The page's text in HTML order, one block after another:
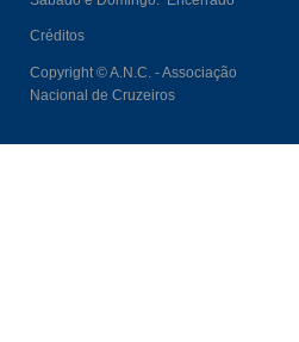
Créditos
Copyright © A.N.C. - Associação
Nacional de Cruzeiros